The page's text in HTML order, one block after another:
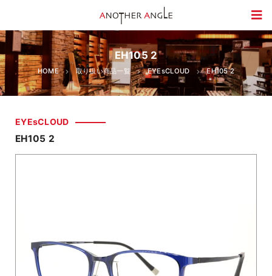
EH105 2
HOME 取り扱い商品一覧 EYEsCLOUD EH105 2
EYEsCLOUD
EH105 2